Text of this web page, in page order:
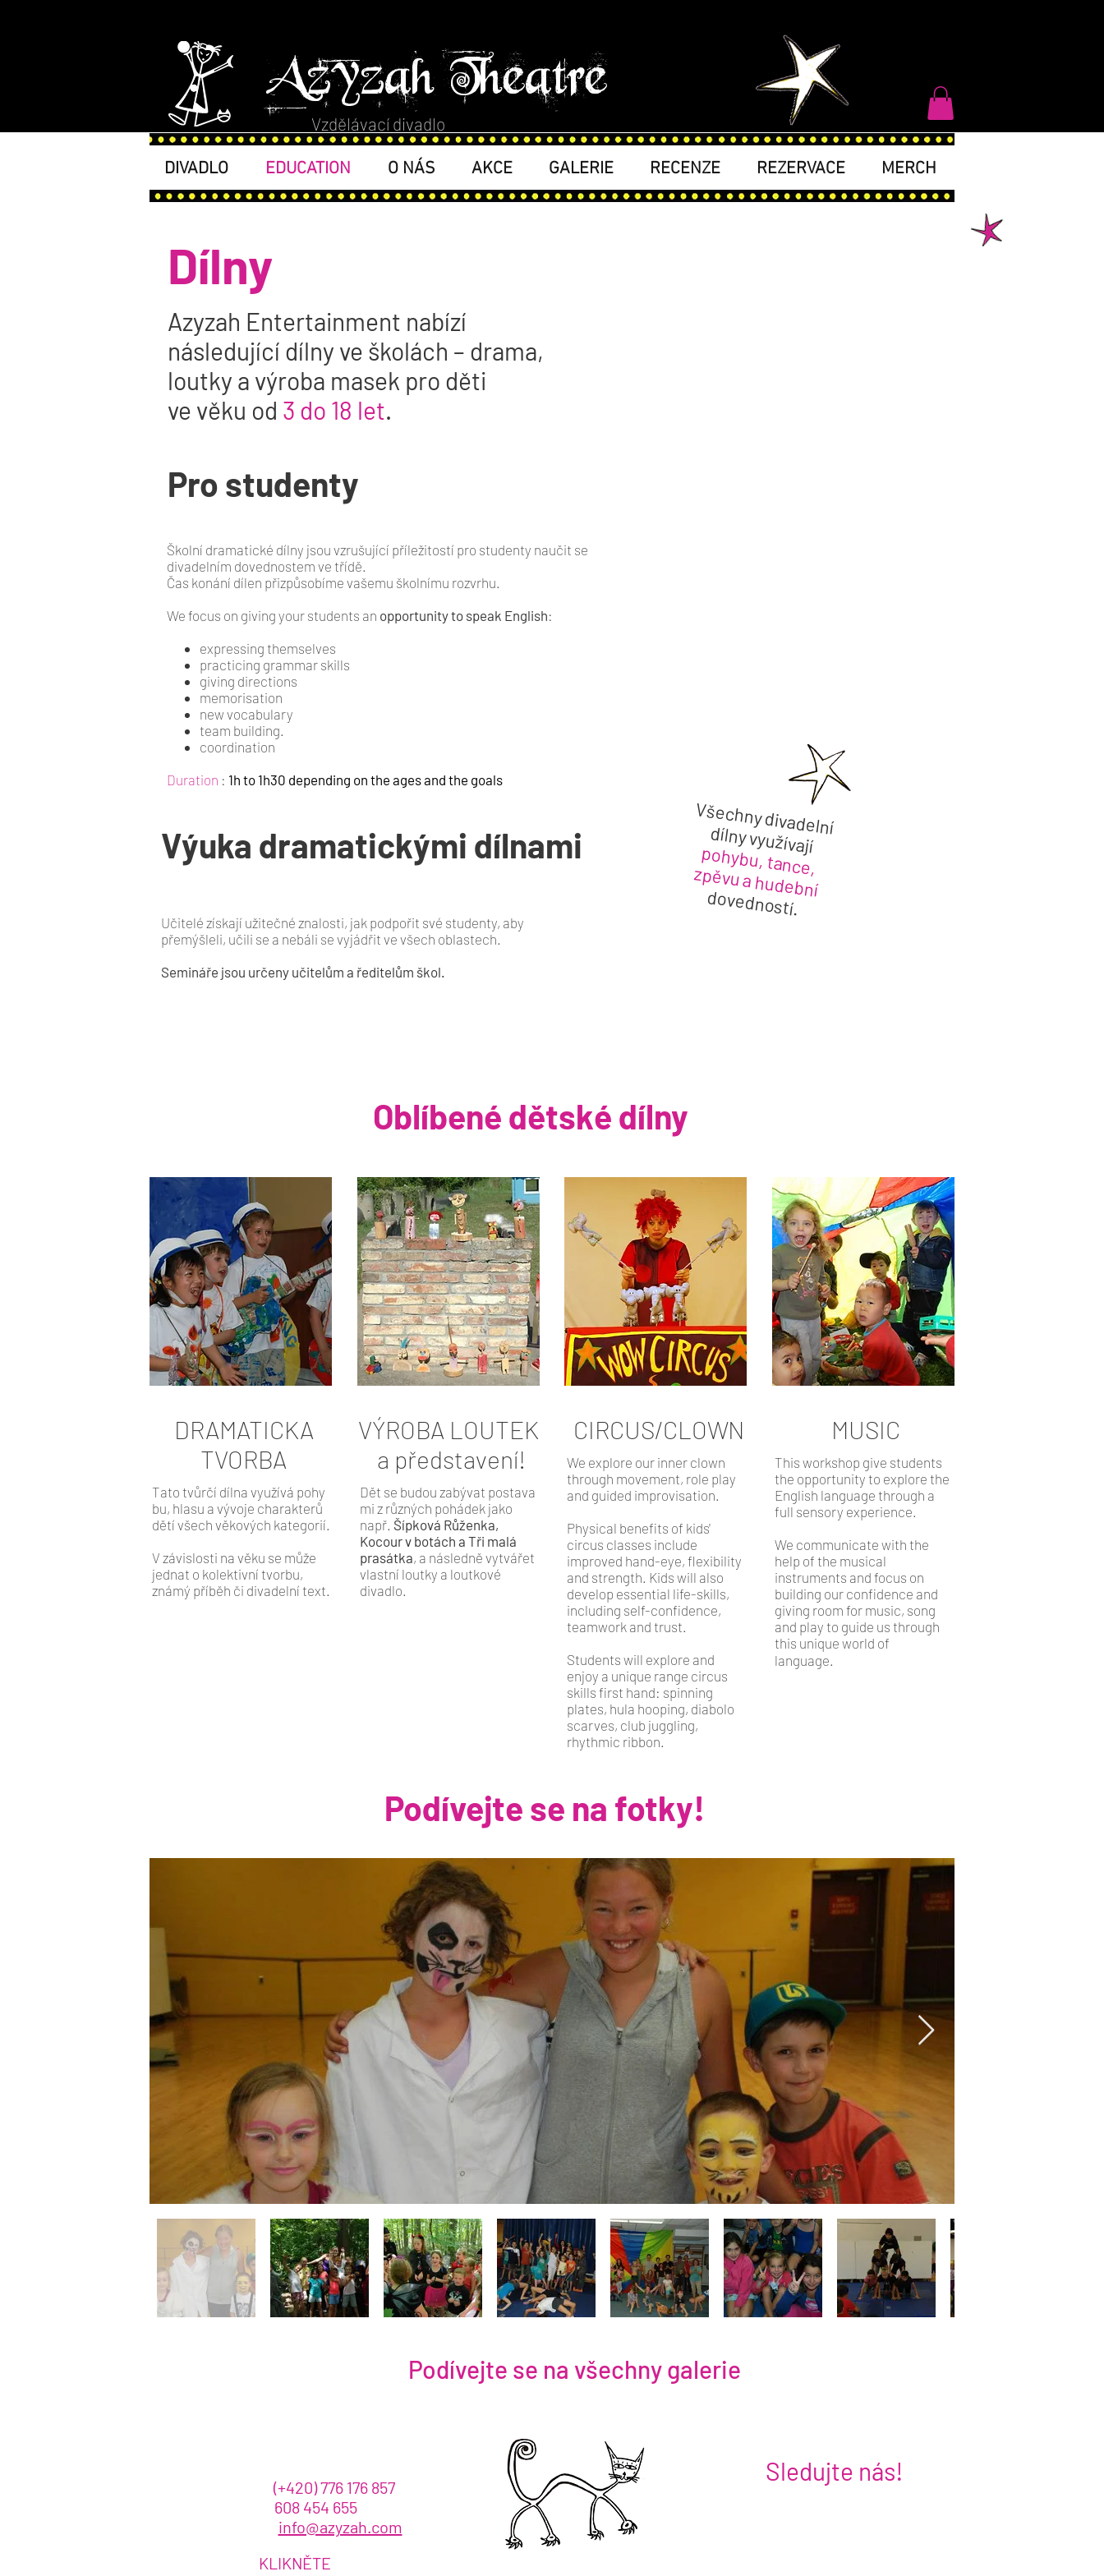
Vzdělávací divadlo
Azyzah Theatre
DIVADLO EDUCATION O NÁS AKCE GALERIE RECENZE REZERVACE MERCH
Dílny
Azyzah Entertainment nabízí
následující dílny ve školách – drama,
loutky a výroba masek pro děti
ve věku od 3 do 18 let.
Pro studenty
Školní dramatické dílny jsou vzrušující příležitostí pro studenty naučit se
divadelním dovednostem ve třídě.
Čas konání dílen přizpůsobíme vašemu školnímu rozvrhu.
We focus on giving your students an opportunity to speak English:
expressing themselves
practicing grammar skills
giving directions
memorisation
new vocabulary
team building.
coordination
Duration : 1h to 1h30 depending on the ages and the goals
Výuka dramatickými dílnami
Učitelé získají užitečné znalosti, jak podpořit své studenty, aby
přemýšleli, učili se a nebáli se vyjádřit ve všech oblastech.
Semináře jsou určeny učitelům a ředitelům škol.
Všechny divadelní
dílny využívají
pohybu, tance,
zpěvu a hudební
dovedností.
Oblíbené dětské dílny
DRAMATICKA
TVORBA
Tato tvůrčí dílna využívá pohy
bu, hlasu a vývoje charakterů
dětí všech věkových kategorií.
V závislosti na věku se může
jednat o kolektivní tvorbu,
známý příběh či divadelní text.
VÝROBA LOUTEK
a představení!
Dět se budou zabývat postava
mi z různých pohádek jako
např. Šípková Růženka,
Kocour v botách a Tři malá
prasátka, a následně vytvářet
vlastní loutky a loutkové
divadlo.
CIRCUS/CLOWN
We explore our inner clown
through movement, role play
and guided improvisation.
Physical benefits of kids'
circus classes include
improved hand-eye, flexibility
and strength. Kids will also
develop essential life-skills,
including self-confidence,
teamwork and trust.
Students will explore and
enjoy a unique range circus
skills first hand: spinning
plates, hula hooping, diabolo
scarves, club juggling,
rhythmic ribbon.
MUSIC
This workshop give students
the opportunity to explore the
English language through a
full sensory experience.
We communicate with the
help of the musical
instruments and focus on
building our confidence and
giving room for music, song
and play to guide us through
this unique world of
language.
Podívejte se na fotky!
Podívejte se na všechny galerie
(+420)776 176 857
608 454 655
info@azyzah.com
KLIKNĚTE
Sledujte nás!